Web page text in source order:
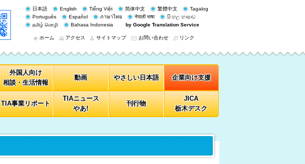
日本語 English Tiếng Việt 简体中文 繁體中文
Tagalog
Português
Español ภาษาไทย नेपाली भाषा
සිංහල භාෂාව
தமிழ் மொழி
Bahasa Indonesia by Google Translation Service
ホーム アクセス サイトマップ お問い合わせ リンク
外国人向け
相談・生活情報
動画 やさしい日本語 企業向け支援
TIA事業リポート
TIAニュース
やあ!
刊行物
JICA
栃木デスク